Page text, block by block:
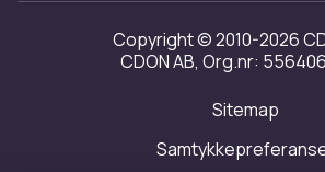
Investor relations
Tilgjengelighet
Copyright © 2010-2026
CDON AB, Org.nr:
Sitemap